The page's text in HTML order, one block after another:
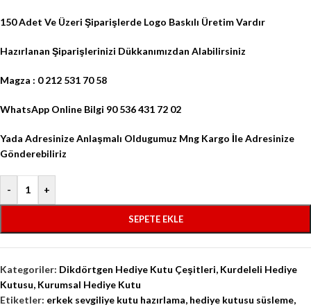
150 Adet Ve Üzeri Şiparişlerde Logo Baskılı Üretim Vardır
Hazırlanan Şiparişlerinizi Dükkanımızdan Alabilirsiniz
Magza : 0 212 531 70 58
WhatsApp Online Bilgi 90 536 431 72 02
Yada Adresinize Anlaşmalı Oldugumuz Mng Kargo İle Adresinize
Gönderebiliriz
- +
SEPETE EKLE
Kategoriler: Dikdörtgen Hediye Kutu Çeşitleri, Kurdeleli Hediye
Kutusu, Kurumsal Hediye Kutu
Etiketler: erkek sevgiliye kutu hazırlama, hediye kutusu süsleme,